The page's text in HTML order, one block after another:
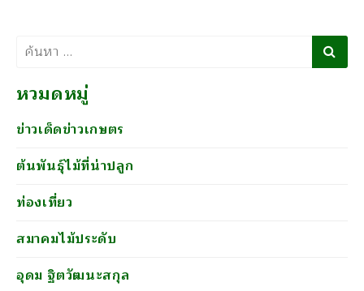
ค้นหา
หวมดหมู่
ข่าวเด็ดข่าวเกษตร
ต้นพันธุ์ไม้ที่น่าปลูก
ท่องเที่ยว
สมาคมไม้ประดับ
อุดม ฐิตวัฒนะสกุล